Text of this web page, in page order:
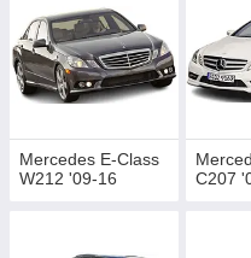
Mercedes EQB X243
'21- https://
x243
Mercedes EQC N293
23 https://
Mercedes EQE Sedan
'22- https://
v295
Mercedes E-Class
W212 '09-16
C207